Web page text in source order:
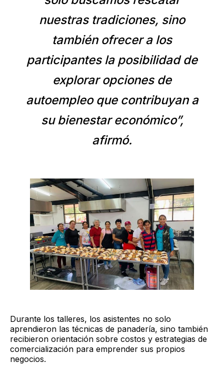
nuestras tradiciones, sino
también ofrecer a los
participantes la posibilidad de
explorar opciones de
autoempleo que contribuyan a
su bienestar económico”,
afirmó.
Durante los talleres, los asistentes no solo
aprendieron las técnicas de panadería, sino también
recibieron orientación sobre costos y estrategias de
comercialización para emprender sus propios
negocios.